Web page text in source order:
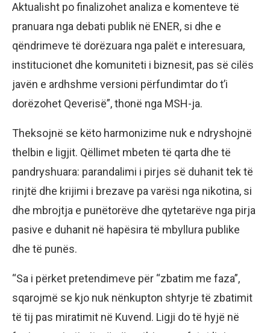
Aktualisht po finalizohet analiza e komenteve të
pranuara nga debati publik në ENER, si dhe e
qëndrimeve të dorëzuara nga palët e interesuara,
institucionet dhe komuniteti i biznesit, pas së cilës
javën e ardhshme versioni përfundimtar do t’i
dorëzohet Qeverisë”, thonë nga MSH-ja.
Theksojnë se këto harmonizime nuk e ndryshojnë
thelbin e ligjit. Qëllimet mbeten të qarta dhe të
pandryshuara: parandalimi i pirjes së duhanit tek të
rinjtë dhe krijimi i brezave pa varësi nga nikotina, si
dhe mbrojtja e punëtorëve dhe qytetarëve nga pirja
pasive e duhanit në hapësira të mbyllura publike
dhe të punës.
“Sa i përket pretendimeve për “zbatim me faza”,
sqarojmë se kjo nuk nënkupton shtyrje të zbatimit
të tij pas miratimit në Kuvend. Ligji do të hyjë në